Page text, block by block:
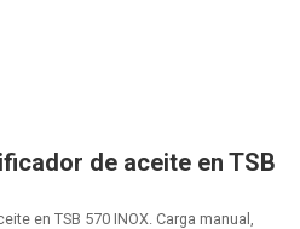
de aceite en TSB
en TSB 570 INOX. Carga manual,